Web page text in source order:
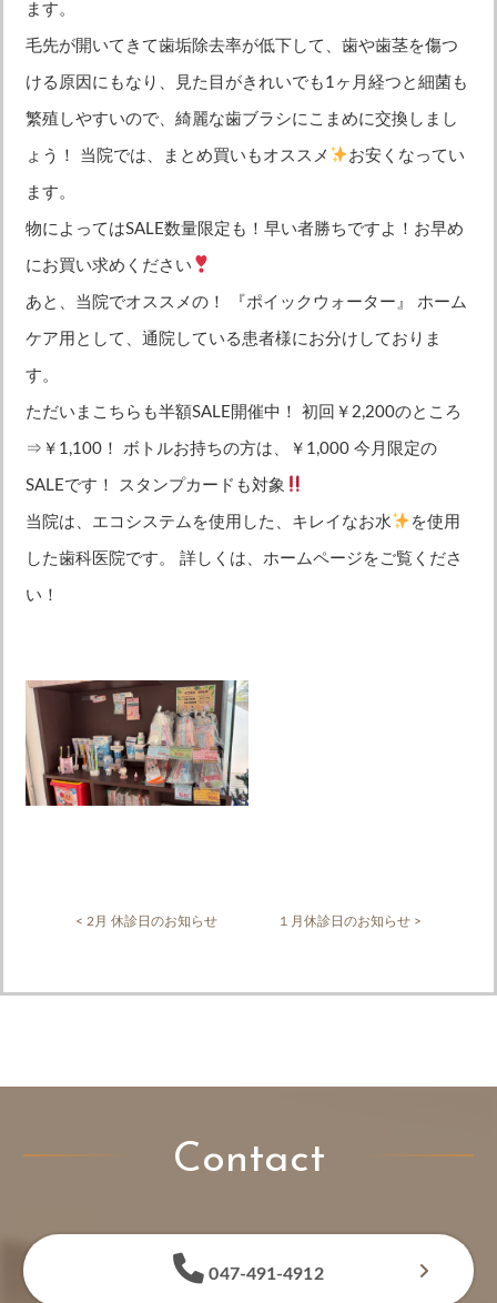
インプラント 入れ歯・義歯
訪問治療
ます。
毛先が開いてきて歯垢除去率が低下して、歯や歯茎を傷つ
ける原因にもなり、見た目がきれいでも1ヶ月経つと細菌も
繁殖しやすいので、綺麗な歯ブラシにこまめに交換しまし
ょう！ 当院では、まとめ買いもオススメ お安くなってい
ます。
物によってはSALE数量限定も！早い者勝ちですよ！お早め
にお買い求めください
あと、当院でオススメの！ 『ポイックウォーター』 ホーム
ケア用として、通院している患者様にお分けしておりま
す。
ただいまこちらも半額SALE開催中！ 初回￥2,200のところ
⇒￥1,100！ ボトルお持ちの方は、￥1,000 今月限定の
SALEです！ スタンプカードも対象
当院は、エコシステムを使用した、キレイなお水 を使用
した歯科医院です。 詳しくは、ホームページをご覧くださ
い！
< 2月 休診日のお知らせ １月休診日のお知らせ >
Contact
047-491-4912